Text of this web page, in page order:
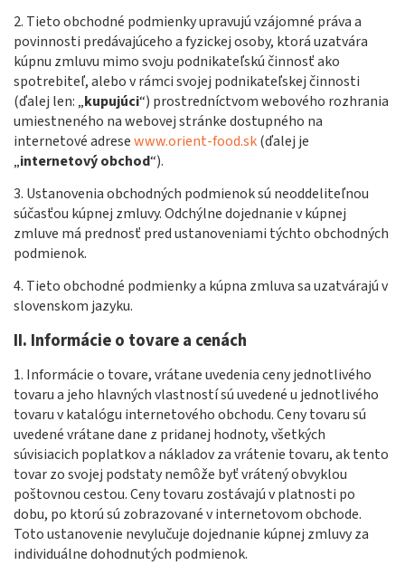
2. Tieto obchodné podmienky upravujú vzájomné práva a
povinnosti predávajúceho a fyzickej osoby, ktorá uzatvára
kúpnu zmluvu mimo svoju podnikateľskú činnosť ako
spotrebiteľ, alebo v rámci svojej podnikateľskej činnosti
(ďalej len: „kupujúci“) prostredníctvom webového rozhrania
umiestneného na webovej stránke dostupného na
internetové adresewww.orient-food.sk(ďalej je
„internetový obchod“).
3. Ustanovenia obchodných podmienok sú neoddeliteľnou
súčasťou kúpnej zmluvy. Odchýlne dojednanie v kúpnej
zmluve má prednosť pred ustanoveniami týchto obchodných
podmienok.
4. Tieto obchodné podmienky a kúpna zmluva sa uzatvárajú v
slovenskom jazyku.
II. Informácie o tovare a cenách
1. Informácie o tovare, vrátane uvedenia ceny jednotlivého
tovaru a jeho hlavných vlastností sú uvedené u jednotlivého
tovaru v katalógu internetového obchodu. Ceny tovaru sú
uvedené vrátane dane z pridanej hodnoty, všetkých
súvisiacich poplatkov a nákladov za vrátenie tovaru, ak tento
tovar zo svojej podstaty nemôže byť vrátený obvyklou
poštovnou cestou. Ceny tovaru zostávajú v platnosti po
dobu, po ktorú sú zobrazované v internetovom obchode.
Toto ustanovenie nevylučuje dojednanie kúpnej zmluvy za
individuálne dohodnutých podmienok.